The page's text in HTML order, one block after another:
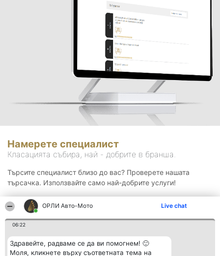
ОРЛИ Aвто-Mото Live chat
06:22
Здравейте, радваме се да ви помогнем! 🙂
Моля, кликнете върху съответната тема на
Намерете специалист
Класацията събира, най - добрите в бранша.
Търсите специалист близо до вас? Проверете нашата
търсачка. Използвайте само най-добрите услуги!